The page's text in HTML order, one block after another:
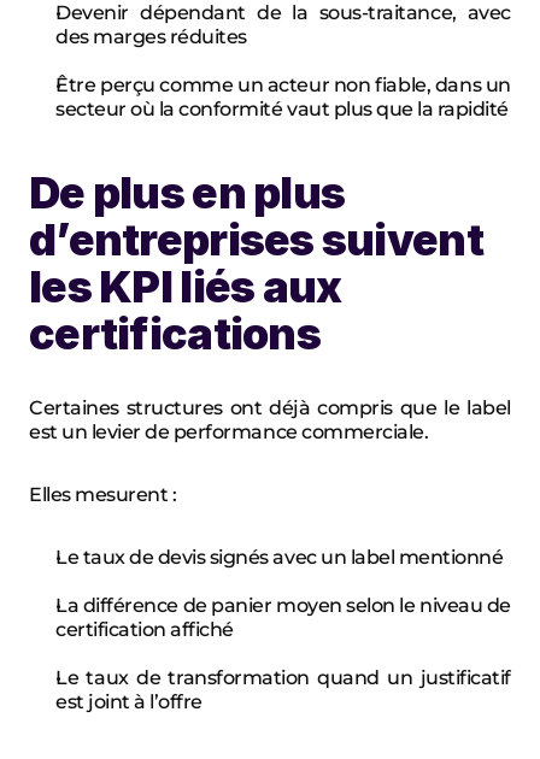
Devenir dépendant de la sous-traitance, avec
des marges réduites
Être perçu comme un acteur non fiable, dans un
secteur où la conformité vaut plus que la rapidité
De plus en plus
d’entreprises suivent
les KPI liés aux
certifications
Certaines structures ont déjà compris que le label
est un levier de performance commerciale.
Elles mesurent :
Le taux de devis signés avec un label mentionné
La différence de panier moyen selon le niveau de
certification affiché
Le taux de transformation quand un justificatif
est joint à l’offre